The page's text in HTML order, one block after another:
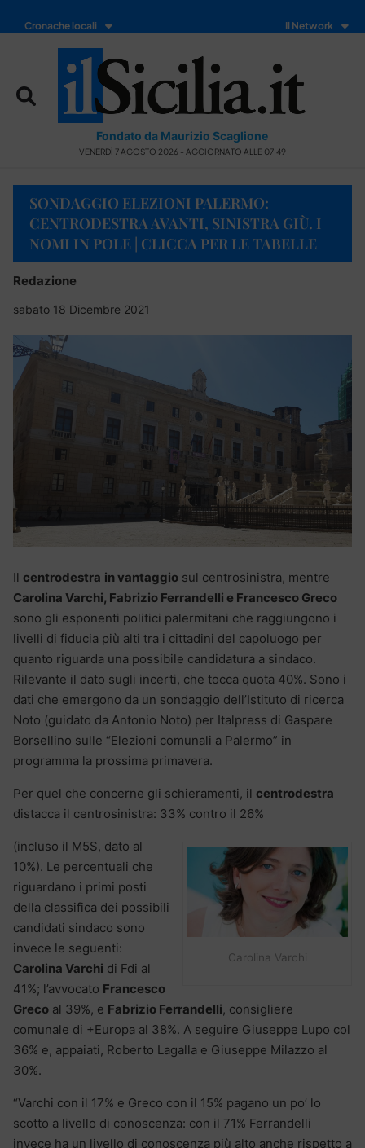
Cronache locali Il Network
Fondato da Maurizio Scaglione
VENERDÌ 7 AGOSTO 2026 - AGGIORNATO ALLE 07:49
SONDAGGIO ELEZIONI PALERMO:
CENTRODESTRA AVANTI, SINISTRA GIÙ. I
NOMI IN POLE | CLICCA PER LE TABELLE
Redazione
sabato 18 Dicembre 2021
Il centrodestra in vantaggio sul centrosinistra, mentre
Carolina Varchi, Fabrizio Ferrandelli e Francesco Greco
sono gli esponenti politici palermitani che raggiungono i
livelli di fiducia più alti tra i cittadini del capoluogo per
quanto riguarda una possibile candidatura a sindaco.
Rilevante il dato sugli incerti, che tocca quota 40%. Sono i
dati che emergono da un sondaggio dell’Istituto di ricerca
Noto (guidato da Antonio Noto) per Italpress di Gaspare
Borsellino sulle “Elezioni comunali a Palermo” in
programma la prossima primavera.
Per quel che concerne gli schieramenti, il centrodestra
distacca il centrosinistra: 33% contro il 26%
Carolina Varchi
(incluso il M5S, dato al
10%). Le percentuali che
riguardano i primi posti
della classifica dei possibili
candidati sindaco sono
invece le seguenti:
Carolina Varchi di Fdi al
41%; l’avvocato Francesco
Greco al 39%, e Fabrizio Ferrandelli, consigliere
comunale di +Europa al 38%. A seguire Giuseppe Lupo col
36% e, appaiati, Roberto Lagalla e Giuseppe Milazzo al
30%.
“Varchi con il 17% e Greco con il 15% pagano un po’ lo
scotto a livello di conoscenza: con il 71% Ferrandelli
invece ha un livello di conoscenza più alto anche rispetto a